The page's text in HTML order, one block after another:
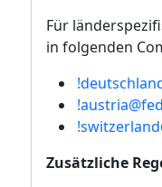
Für
in folgenden
Zusätzliche